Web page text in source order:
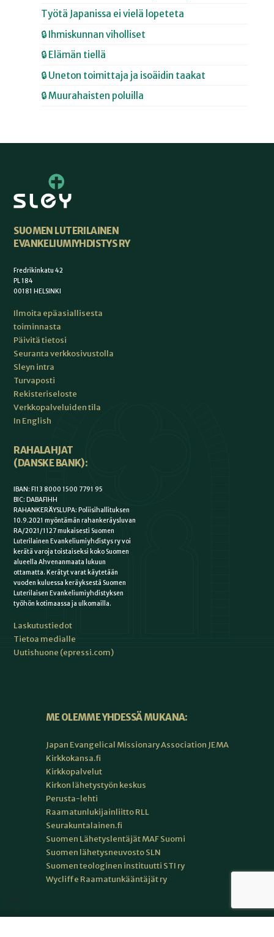
Työtä Japanissa ei vielä lopeteta
🔒 Ihmiskunnan viholliset
🔒 Elämän tiellä
🔒 Uneton toimittaja ja isoäidin taakat
🔒 Muurahaisten poluilla
SUOMEN LUTERILAINEN
EVANKELIUMIYHDISTYS RY
Fredrikinkatu 42
PL 184
00181 HELSINKI
Ilmoita epäasiallisesta
toiminnasta
Päivitä tietosi
Seuranta verkkosivustolla
Sleyn intra
Turvaposti
Rekisteriseloste
Verkkopalveluiden tila
In English
RAHALAHJAT
(DANSKE BANK):
IBAN: FI13 8000 1500 7791 95
BIC: DABAFIHH
RAHANKERÄYSLUPA: Poliisihallituksen
10.9.2021 myöntämän rahankeräysluvan
RA/2021/1127 mukaisesti Suomen
Luterilainen Evankeliumiyhdistys ry voi
kerätä varoja toistaiseksi koko Suomen
alueella Ahvenanmaata lukuun
ottamatta. Kerätyt varat käytetään
vuoden kuluessa keräyksestä Suomen
Luterilaisen Evankeliumiyhdistyksen
työhön kotimaassa ja ulkomailla.
Laskutustiedot
Tietoa medialle
Uutishuone (epressi.com)
ME OLEMME YHDESSÄ MUKANA:
Japan Evangelical Missionary Association JEMA
Kirkkokansa.fi
Kirkkopalvelut
Kirkon lähetystyön keskus
Perusta-lehti
Raamatunlukijainliitto RLL
Seurakuntalainen.fi
Suomen Lähetyslentäjät MAF Suomi
Suomen lähetysneuvosto SLN
Suomen teologinen instituutti STI ry
Wycliffe Raamatunkääntäjät ry